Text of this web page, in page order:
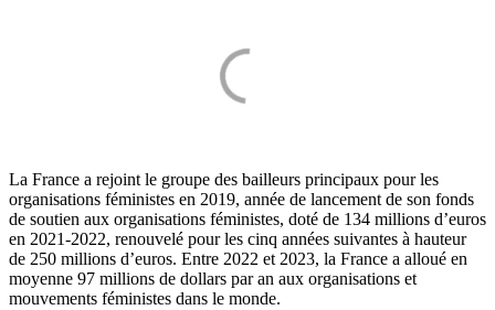
La France a rejoint le groupe des bailleurs principaux pour les
organisations féministes en 2019, année de lancement de son fonds
de soutien aux organisations féministes, doté de 134 millions d’euros
en 2021-2022, renouvelé pour les cinq années suivantes à hauteur
de 250 millions d’euros. Entre 2022 et 2023, la France a alloué en
moyenne 97 millions de dollars par an aux organisations et
mouvements féministes dans le monde.